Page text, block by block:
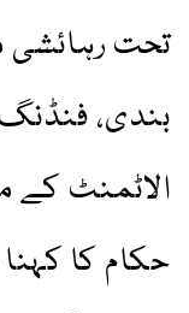
تحت
بندی،
الاٹمنٹ کے
حکام کا